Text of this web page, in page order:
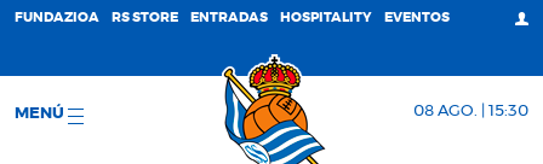
FUNDAZIOA RS STORE ENTRADAS HOSPITALITY EVENTOS
MENÚ 08 AGO. | 15:30